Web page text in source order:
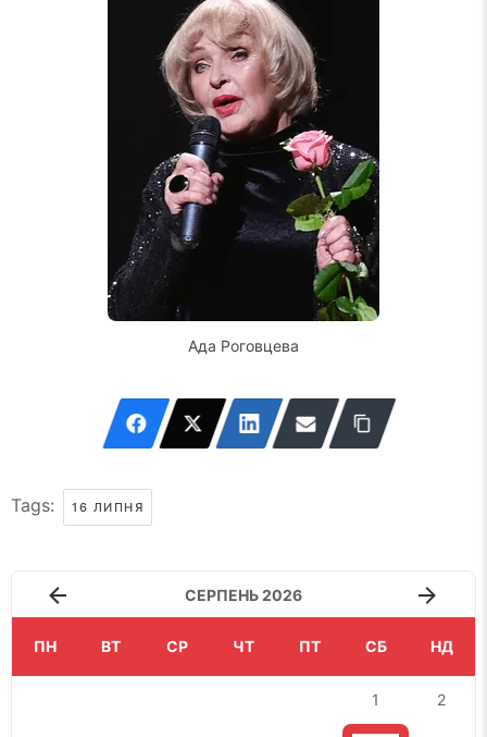
Ада Роговцева
Tags: 16 ЛИПНЯ
СЕРПЕНЬ 2026
ПН ВТ СР ЧТ ПТ СБ НД
1 2